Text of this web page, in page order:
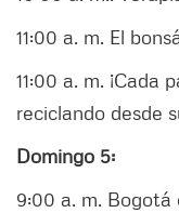
11:00 a. m. El
11:00 a. m. ¡Cada
reciclando desde
Domingo 5:
9:00 a. m. Bogotá